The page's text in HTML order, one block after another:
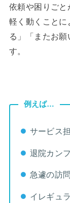
依頼や困りごと
軽く動くこと
る」「またお
す。
例えば…
サービス
退院カン
急遽の訪
イレギュ